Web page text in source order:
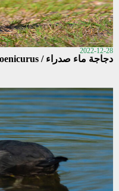
2022-12-28
دجاجة ماء صدراء / Amaurornis phoenicurus